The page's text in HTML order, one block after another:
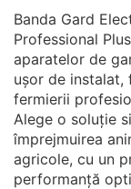
Banda Gard
Professional
aparatelor de
ușor de
fermierii
Alege o soluție
împrejmuirea
agricole, cu un
performanță